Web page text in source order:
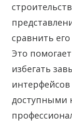
сравнить
Это
избегать
интерфейсов
доступными